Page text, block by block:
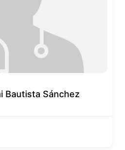
Bautista Sánchez